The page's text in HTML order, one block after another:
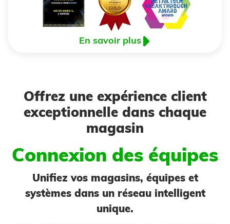
En savoir plus
Offrez une expérience client
exceptionnelle dans chaque
magasin
Connexion des équipes
Unifiez vos magasins, équipes et
systèmes dans un réseau intelligent
unique.